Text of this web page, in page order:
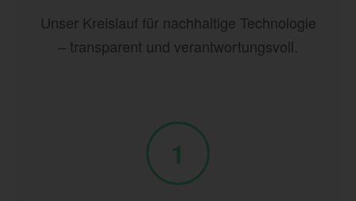
Unser Kreislauf für nachhaltige Technologie
– transparent und verantwortungsvoll.
1